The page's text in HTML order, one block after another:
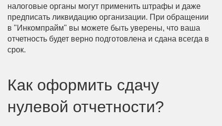
налоговые органы могут применить штрафы и даже
предписать ликвидацию организации. При обращении
в "Инкомпрайм" вы можете быть уверены, что ваша
отчетность будет верно подготовлена и сдана всегда в
срок.
Как оформить сдачу
нулевой отчетности?